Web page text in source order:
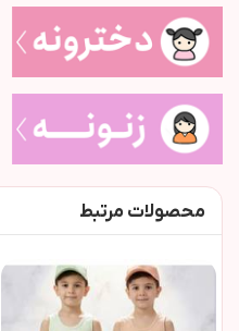
محصولات مرتبط